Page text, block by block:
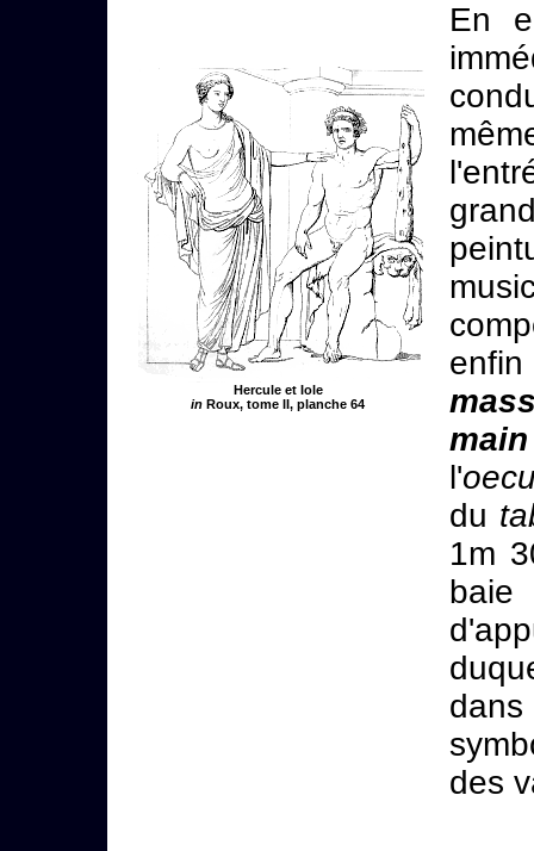
Hercule et Iole
in Roux, tome II, planche 64
En
l'
du
1m
baie
des